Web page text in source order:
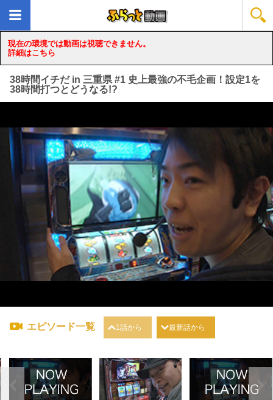
現在の環境では動画は視聴できません。
詳細はこちら
38時間イチだ in 三重県 #1 史上最強の不毛企画！設定1を
38時間打つとどうなる!?
loading...
エピソード一覧 1話から 最新話から